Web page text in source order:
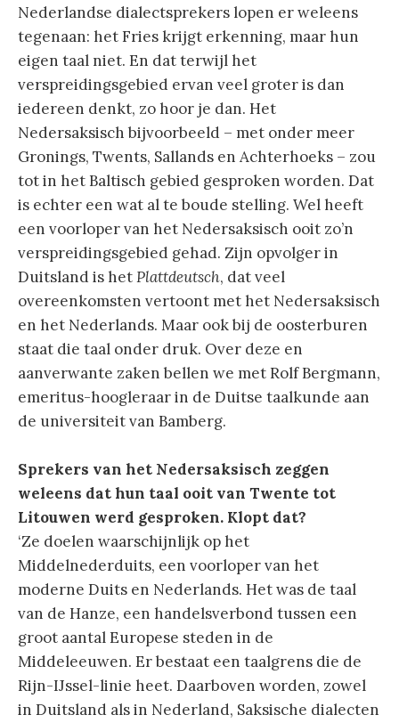
Nederlandse dialectsprekers lopen er weleens
tegenaan: het Fries krijgt erkenning, maar hun
eigen taal niet. En dat terwijl het
verspreidingsgebied ervan veel groter is dan
iedereen denkt, zo hoor je dan. Het
Nedersaksisch bijvoorbeeld – met onder meer
Gronings, Twents, Sallands en Achterhoeks – zou
tot in het Baltisch gebied gesproken worden. Dat
is echter een wat al te boude stelling. Wel heeft
een voorloper van het Nedersaksisch ooit zo’n
verspreidingsgebied gehad. Zijn opvolger in
Duitsland is hetPlattdeutsch, dat veel
overeenkomsten vertoont met het Nedersaksisch
en het Nederlands. Maar ook bij de oosterburen
staat die taal onder druk. Over deze en
aanverwante zaken bellen we met Rolf Bergmann,
emeritus-hoogleraar in de Duitse taalkunde aan
de universiteit van Bamberg.
Sprekers van het Nedersaksisch zeggen
weleens dat hun taal ooit van Twente tot
Litouwen werd gesproken. Klopt dat?
‘Ze doelen waarschijnlijk op het
Middelnederduits, een voorloper van het
moderne Duits en Nederlands. Het was de taal
van de Hanze, een handelsverbond tussen een
groot aantal Europese steden in de
Middeleeuwen. Er bestaat een taalgrens die de
Rijn-IJssel-linie heet. Daarboven worden, zowel
in Duitsland als in Nederland, Saksische dialecten